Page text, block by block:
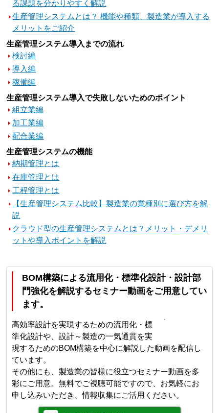
る課題を分かりやすく解説
生産管理システムとは？ 機能や種類、製造業が導入する
メリットをご紹介
生産管理システム導入までの流れ
検討編
導入編
稼働編
生産管理システム導入で失敗しないためのポイント
組立業編
加工業編
配合業編
生産管理システムの機能
納期管理とは
在庫管理とは
工程管理とは
【生産管理システム比較】製造業の業種別に選び方を解
説
クラウド型の生産管理システムとは？メリット・デメリ
ットや導入ポイントを解説
BOM構築による流用化・標準化設計・設計部
門強化を解説するセミナー動画をご用意してい
ます。
高効率設計を実現するための流用化・標
準化設計や、設計～製造の一気通貫を実
現するためのBOM構築を中心に解説した動画を配信し
ています。
その他にも、製造業の皆様に役立つセミナー動画を多
彩にご用意。無料でご視聴可能ですので、お気軽にお
申し込みいただき、情報収集にご活用ください。